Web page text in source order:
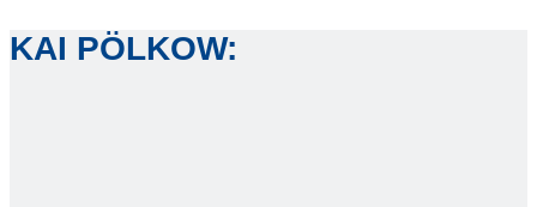
KAI PÖLKOW: